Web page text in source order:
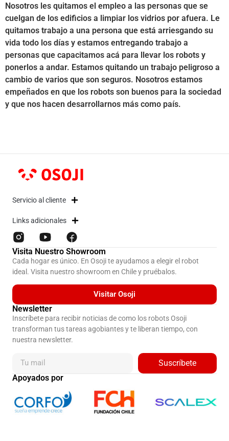
Nosotros les quitamos el empleo a las personas que se
cuelgan de los edificios a limpiar los vidrios por afuera. Le
quitamos trabajo a una persona que está arriesgando su
vida todo los días y estamos entregando trabajo a
personas que capacitamos acá para llevar los robots y
ponerlos a andar. Estamos quitando un trabajo peligroso a
cambio de varios que son seguros. Nosotros estamos
empeñados en que los robots son buenos para la sociedad
y que nos hacen desarrollarnos más como país.
Servicio al cliente
Links adicionales
Visita Nuestro Showroom
Cada hogar es único. En Osoji te ayudamos a elegir el robot
ideal. Visita nuestro showroom en Chile y pruébalos.
Visitar Osoji
Apoyados por
Newsletter
Inscríbete para recibir noticias de como los robots Osoji
transforman tus tareas agobiantes y te liberan tiempo, con
nuestra newsletter.
Suscríbete